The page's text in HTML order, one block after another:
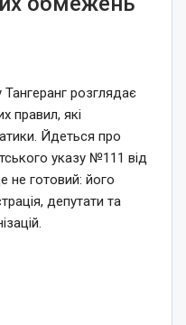
Тангеранг розглядає
правил, які
Йдеться про
указу №111 від
не готовий: його
депутати та